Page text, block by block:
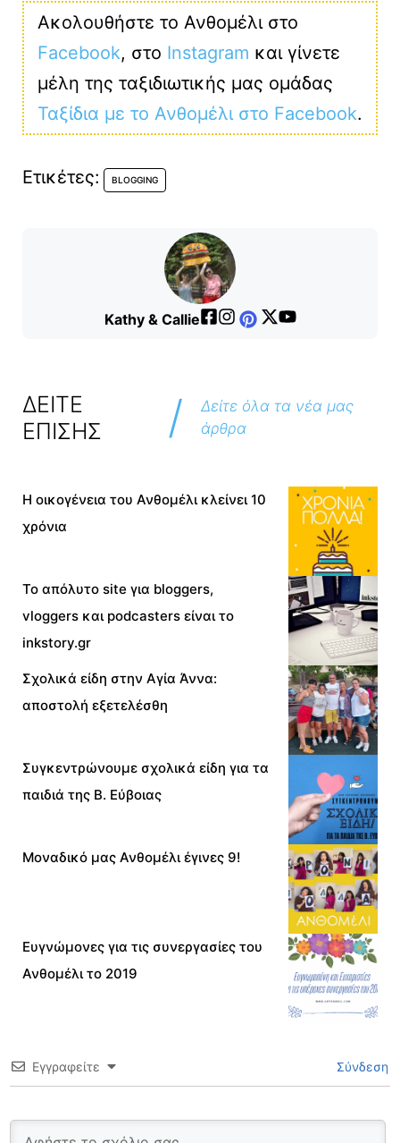
Ακολουθήστε το Ανθομέλι στο
Facebook, στο Instagram και γίνετε
μέλη της ταξιδιωτικής μας ομάδας
Ταξίδια με το Ανθομέλι στο Facebook.
Ετικέτες: BLOGGING
Kathy & Callie
ΔΕΙΤΕ
ΕΠΙΣΗΣ
/
Δείτε όλα τα νέα μας
άρθρα
Η οικογένεια του Ανθομέλι κλείνει 10
χρόνια
To απόλυτο site για bloggers,
vloggers και podcasters είναι το
inkstory.gr
Σχολικά είδη στην Αγία Άννα:
αποστολή εξετελέσθη
Συγκεντρώνουμε σχολικά είδη για τα
παιδιά της Β. Εύβοιας
Μοναδικό μας Ανθομέλι έγινες 9!
Ευγνώμονες για τις συνεργασίες του
Ανθομέλι το 2019
Εγγραφείτε Σύνδεση